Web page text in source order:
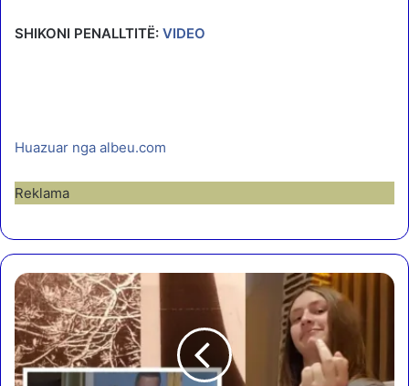
SHIKONI PENALLTITË: VIDEO
Huazuar nga albeu.com
Reklama
V
r
a
j
a